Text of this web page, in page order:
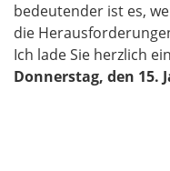
bedeutender ist es,
die
Ich lade Sie herzlich
Donnerstag, den 15.